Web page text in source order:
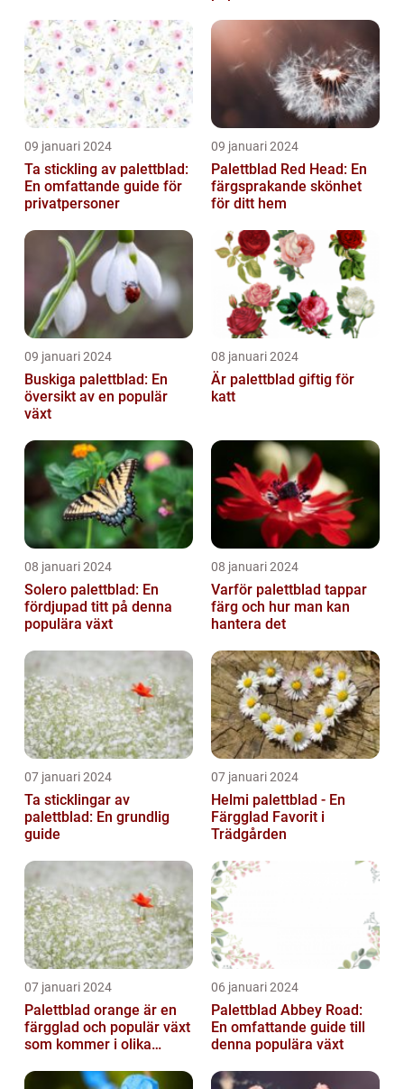
09 januari 2024
Ta stickling av palettblad:
En omfattande guide för
privatpersoner
09 januari 2024
Palettblad Red Head: En
färgsprakande skönhet
för ditt hem
09 januari 2024
Buskiga palettblad: En
översikt av en populär
växt
08 januari 2024
Är palettblad giftig för
katt
08 januari 2024
Solero palettblad: En
fördjupad titt på denna
populära växt
08 januari 2024
Varför palettblad tappar
färg och hur man kan
hantera det
07 januari 2024
Ta sticklingar av
palettblad: En grundlig
guide
07 januari 2024
Helmi palettblad - En
Färgglad Favorit i
Trädgården
07 januari 2024
Palettblad orange är en
färgglad och populär växt
som kommer i olika
06 januari 2024
Palettblad Abbey Road:
En omfattande guide till
denna populära växt